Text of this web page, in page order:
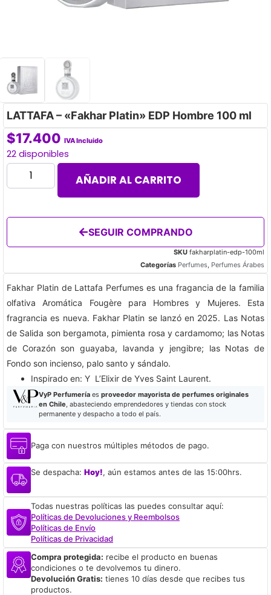
LATTAFA – «Fakhar Platin» EDP Hombre 100 ml
$17.400 IVA Incluido
22 disponibles
AÑADIR AL CARRITO
SEGUIR COMPRANDO
SKU fakharplatin-edp-100ml
Categorías Perfumes, Perfumes Árabes
Fakhar Platin de Lattafa Perfumes es una fragancia de la familia
olfativa Aromática Fougère para Hombres y Mujeres. Esta
fragrancia es nueva. Fakhar Platin se lanzó en 2025. Las Notas
de Salida son bergamota, pimienta rosa y cardamomo; las Notas
de Corazón son guayaba, lavanda y jengibre; las Notas de
Fondo son incienso, palo santo y sándalo.
​Inspirado en: Y L’Elixir de Yves Saint Laurent.
VyP Perfumeríaes proveedor mayorista de perfumes originales
en Chile, abasteciendo emprendedores y tiendas con stock
permanente y despacho a todo el país.
Paga con nuestros múltiples métodos de pago.
Se despacha: Hoy!, aún estamos antes de las 15:00hrs.
Todas nuestras políticas las puedes consultar aquí:
Políticas de Devoluciones y Reembolsos
Políticas de Envío
Políticas de Privacidad
Compra protegida: recibe el producto en buenas
condiciones o te devolvemos tu dinero.
Devolución Gratis: tienes 10 días desde que recibes tus
productos.